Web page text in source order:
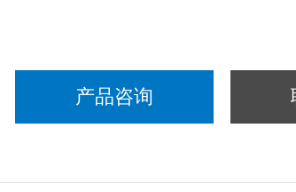
产品咨询